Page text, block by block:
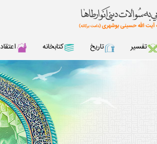
تفسير تاريخ كتابخانه